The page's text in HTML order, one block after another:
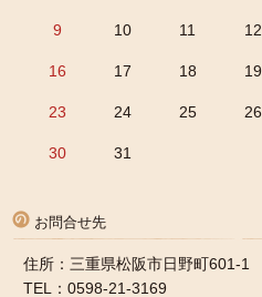
9 10 11 12
16 17 18 19
23 24 25 26
30 31
お問合せ先
住所：三重県松阪市日野町601-1
TEL：0598-21-3169